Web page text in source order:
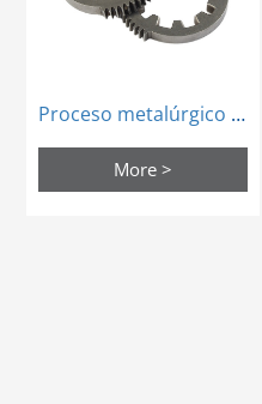
Proceso metalúrgico en polvo piezas de automóviles de precisión piñón del sistema vvt
More >